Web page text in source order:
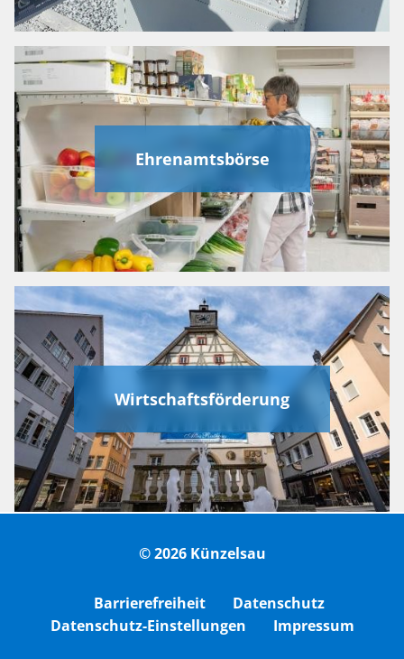
Ehrenamtsbörse
Wirtschaftsförderung
© 2026 Künzelsau
Barrierefreiheit
Datenschutz
Datenschutz-Einstellungen
Impressum